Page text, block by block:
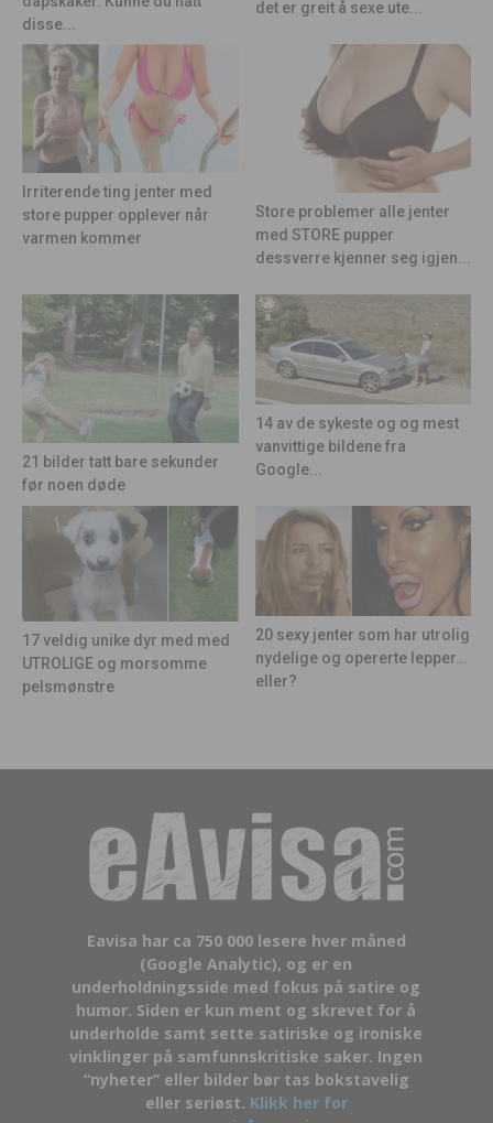
disse...
det er greit å sexe ute...
Irriterende ting jenter med
store pupper opplever når
varmen kommer
Store problemer alle jenter
med STORE pupper
dessverre kjenner seg igjen...
21 bilder tatt bare sekunder
før noen døde
14 av de sykeste og og mest
vanvittige bildene fra
Google...
17 veldig unike dyr med med
UTROLIGE og morsomme
pelsmønstre
20 sexy jenter som har utrolig
nydelige og opererte lepper…
eller?
Eavisa har ca 750 000 lesere hver måned
(Google Analytic), og er en
underholdningsside med fokus på satire og
humor. Siden er kun ment og skrevet for å
underholde samt sette satiriske og ironiske
vinklinger på samfunnskritiske saker. Ingen
“nyheter” eller bilder bør tas bokstavelig
eller seriøst. Klikk her for